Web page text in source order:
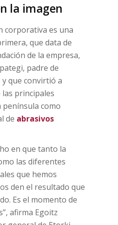
la imagen
corporativa es una
que data de
de la empresa,
padre de
que convirtió a
principales
península como
de abrasivos
en que tanto la
las diferentes
que hemos
den el resultado que
Es el momento de
afirma Egoitz